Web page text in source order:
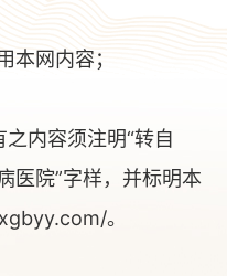
本网内容；
内容须注明“转自
医院”字样，并标明本
。